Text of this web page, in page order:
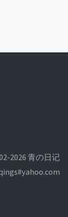
2026 青の日记